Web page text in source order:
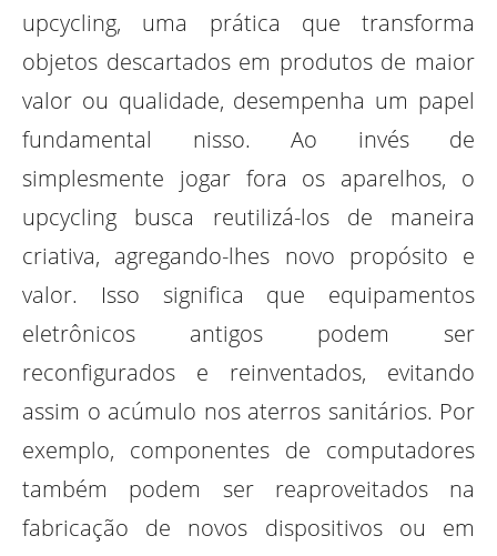
upcycling, uma prática que transforma
objetos descartados em produtos de maior
valor ou qualidade, desempenha um papel
fundamental nisso. Ao invés de
simplesmente jogar fora os aparelhos, o
upcycling busca reutilizá-los de maneira
criativa, agregando-lhes novo propósito e
valor. Isso significa que equipamentos
eletrônicos antigos podem ser
reconfigurados e reinventados, evitando
assim o acúmulo nos aterros sanitários. Por
exemplo, componentes de computadores
também podem ser reaproveitados na
fabricação de novos dispositivos ou em